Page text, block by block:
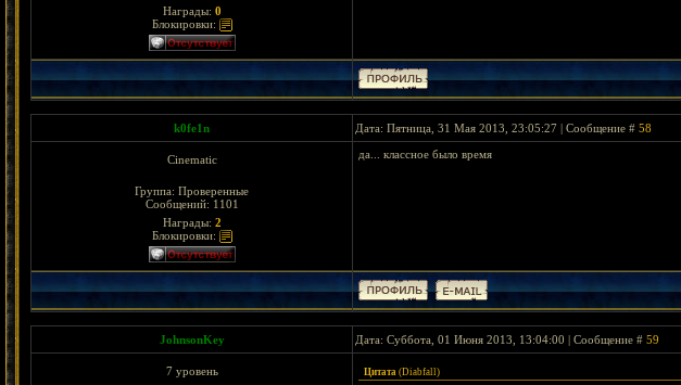
Награды: 0
Блокировки:
k0fe1n Дата: Пятница, 31 Мая 2013, 23:05:27 | Сообщение # 58
Cinematic
Группа: Проверенные
Сообщений: 1101
Награды: 2
Блокировки:
да... классное было время
JohnsonKey Дата: Суббота, 01 Июня 2013, 13:04:00 | Сообщение # 59
7 уровень Цитата (Diabfall)